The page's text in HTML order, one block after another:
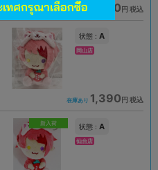
在庫あり 1,690 円 税込
状態 : A
岡山店
在庫あり 1,390 円 税込
新入荷 状態 : A
仙台店